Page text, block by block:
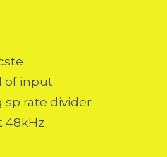
of input
rate divider
48kHz